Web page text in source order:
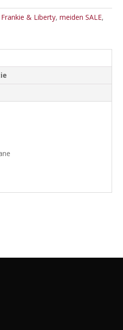
Frankie & Liberty,meiden SALE,